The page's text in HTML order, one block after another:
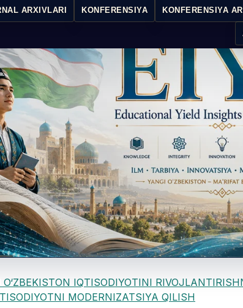
ARXIVLARI KONFERENSIYA KONFERENSIYA
IQTISODIYOTINI
MODERNIZATSIYA QILISH